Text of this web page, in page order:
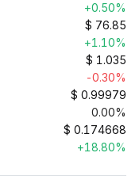
+0.50%
$ 76.85
+1.10%
$ 1.035
-0.30%
$ 0.99979
0.00%
$ 0.174668
+18.80%